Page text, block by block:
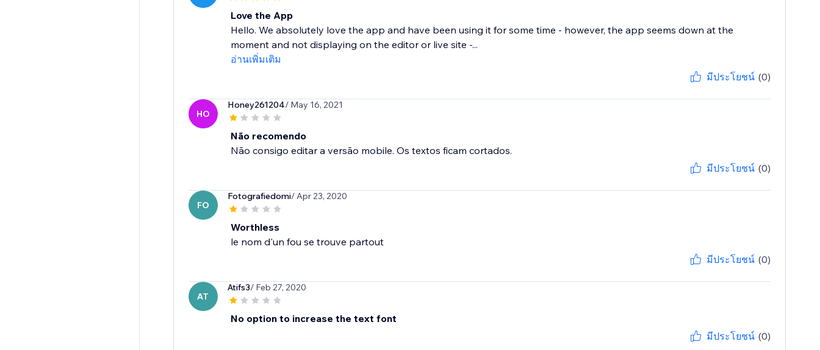
Love the App
Hello. We absolutely love the app and have been using it for some time - however, the app seems down at the
moment and not displaying on the editor or live site -...
อ่านเพิ่มเติม
มีประโยชน์ (0)
HO
Honey261204/ May 16, 2021
Não recomendo
Não consigo editar a versão mobile. Os textos ficam cortados.
มีประโยชน์ (0)
FO
Fotografiedomi/ Apr 23, 2020
Worthless
le nom d'un fou se trouve partout
มีประโยชน์ (0)
AT
Atifs3/ Feb 27, 2020
No option to increase the text font
มีประโยชน์ (0)